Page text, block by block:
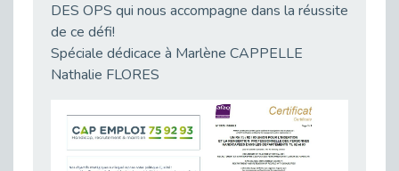
Cap Emploi 92 s'engage pour la santé mentale : La formation PSSM au cœur de l'accompagnement
Publié le 13/04/2026
Recrutement et Handicap : Et si vous testiez avant de vous engager ?
Publié le 13/04/2026
Journée mondiale de la maladie de Parkinson : Mieux comprendre pour mieux accompagner
Publié le 11/04/2026
L’alternance pour tous : Cap Emploi 92 et Seine Ouest Entreprise et Emploi mobilisés à Boulogne-Billancourt
DES OPS qui nous accompagne dans la réussite
de ce défi!
Spéciale dédicace à Marlène CAPPELLE
Nathalie FLORES